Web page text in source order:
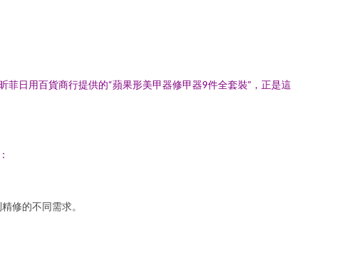
日用百貨商行提供的“蘋果形美甲器修甲器9件全套裝”，正是這
修的不同需求。